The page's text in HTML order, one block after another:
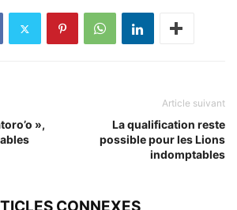
»,
Article suivant
La qualification reste
possible pour les Lions
indomptables